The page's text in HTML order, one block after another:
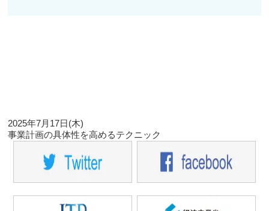
2025年7月17日(木)
事業計画の具体性を高めるテクニック